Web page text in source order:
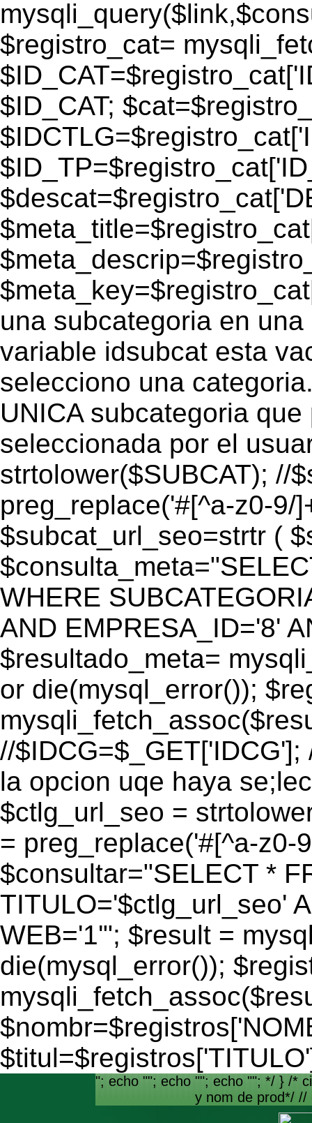
$registro_cat=
$ID_CAT;
una subcategoria en
variable idsubcat esta
selecciono una
UNICA subcategoria
seleccionada por el
strtolower($SUBCAT); //
preg_replace('#[^a-z0-9/
$subcat_url_seo=strtr (
WHERE
AND EMPRESA_ID='8'
$resultado_meta=
or die(mysql_error());
//
la opcion uqe haya
$ctlg_url_seo =
= preg_replace('#[^a-z0-
$consultar="SELECT *
TITULO='$ctlg_url_seo'
WEB='1'"; $result =
die(mysql_error());
"; echo ""; echo ""; echo ""; */ } /*
y nom de prod*/ //